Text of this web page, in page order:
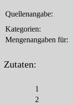
Quellenangabe:
Kategorien:
Mengenangaben für:
Zutaten:
1
2